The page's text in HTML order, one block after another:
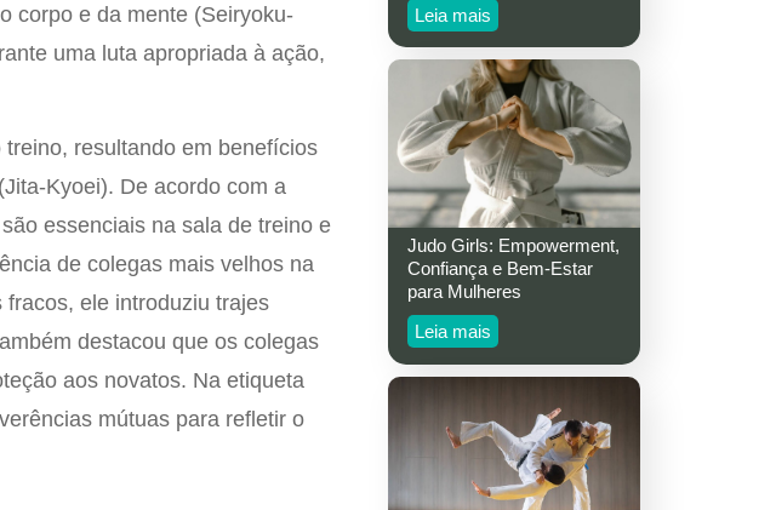
corpo e da mente (Seiryoku-
uma luta apropriada à ação,
resultando em benefícios
Kyoei). De acordo com a
essenciais na sala de treino e
de colegas mais velhos na
ele introduziu trajes
destacou que os colegas
aos novatos. Na etiqueta
mútuas para refletir o
Leia mais
Judo Girls: Empowerment,
Confiança e Bem-Estar
para Mulheres
Leia mais